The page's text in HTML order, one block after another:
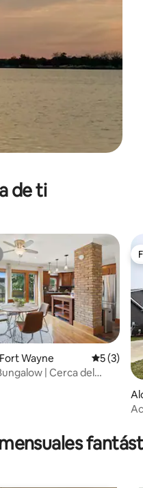
de ti
339 reseñas
Wayne
5 (3)
| Cerca del